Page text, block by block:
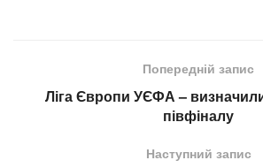
Попередній запис
Ліга Європи УЄФА –
півфіналу
Наступний запис